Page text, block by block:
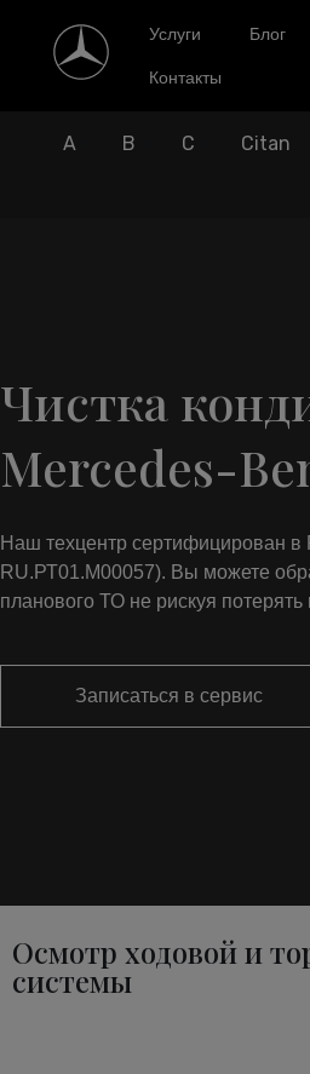
Услуги Блог
Контакты
A B C Citan
Чистка
Mercedes-
Наш техцентр сертифицирован
RU.РТ01.М00057). Вы можете
планового ТО не рискуя
Записаться в сервис
Осмотр ходовой и
системы